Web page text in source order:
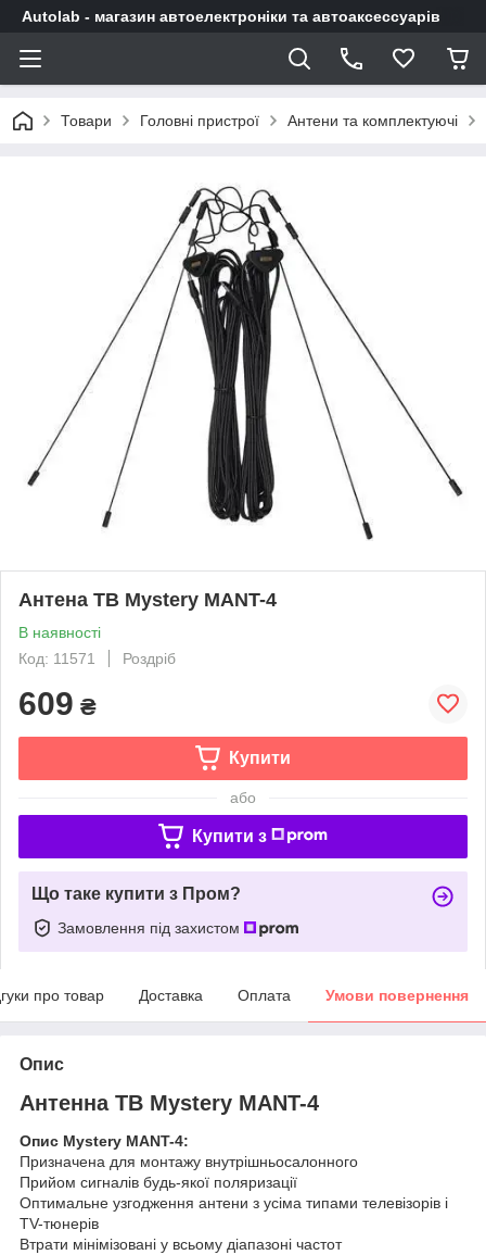
Autolab - магазин автоелектроніки та автоаксессуарів
Товари Головні пристрої Антени та комплектуючі
Антена ТВ Mystery MANT-4
В наявності
Код: 11571
Роздріб
609 ₴
Купити
або
Купити з
Що таке купити з Пром?
Замовлення під захистом
про товар Доставка Оплата Умови повернення
Опис
Антенна ТВ Mystery MANT-4
Опис Mystery MANT-4:
Призначена для монтажу внутрішньосалонного
Прийом сигналів будь-якої поляризації
Оптимальне узгодження антени з усіма типами телевізорів і
TV-тюнерів
Втрати мінімізовані у всьому діапазоні частот